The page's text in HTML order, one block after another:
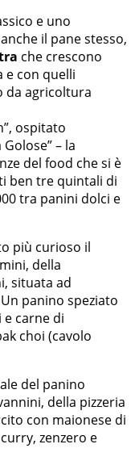
e uno
il pane stesso,
che crescono
e con quelli
da agricoltura
ospitato
– la
del food che si è
ben tre quintali di
tra panini dolci e
più curioso il
della
situata ad
panino speziato
e carne di
choi (cavolo
del panino
della pizzeria
con maionese di
zenzero e